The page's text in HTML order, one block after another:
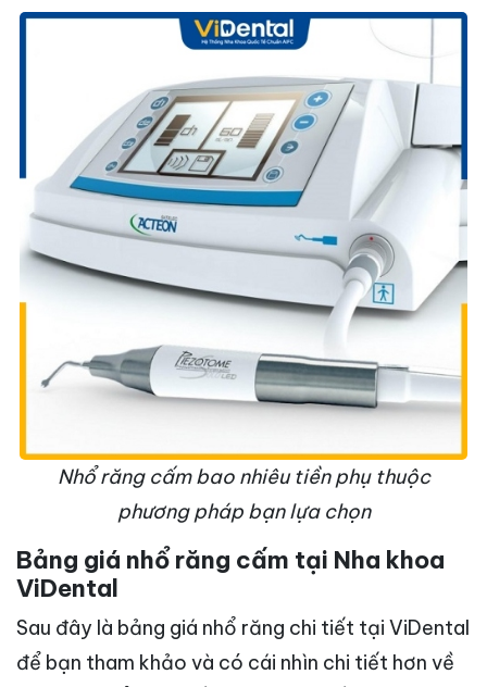
Nhổ răng cấm bao nhiêu tiền phụ thuộc
phương pháp bạn lựa chọn
Bảng giá nhổ răng cấm tại Nha khoa
ViDental
Sau đây là bảng giá nhổ răng chi tiết tại ViDental
để bạn tham khảo và có cái nhìn chi tiết hơn về